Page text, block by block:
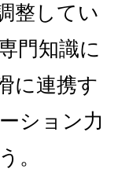
整してい
門知識に
に連携す
ション力
。